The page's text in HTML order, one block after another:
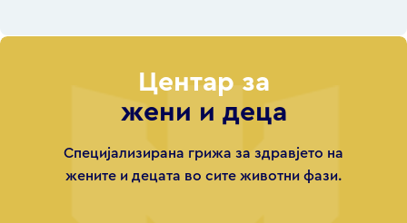
Центар за
жени и деца
Специјализирана грижа за здравјето на
жените и децата во сите животни фази.